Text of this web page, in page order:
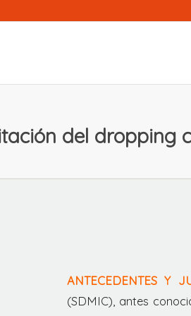
del dropping
ANTECEDENTES Y
(SDMIC), antes